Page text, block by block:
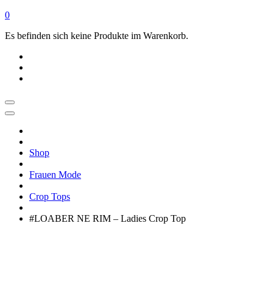
0
Es befinden sich keine Produkte im Warenkorb.
|
Oberlausitz
Regional
einkaufen
Shop
Frauen Mode
Crop Tops
#LOABER NE RIM – Ladies Crop Top